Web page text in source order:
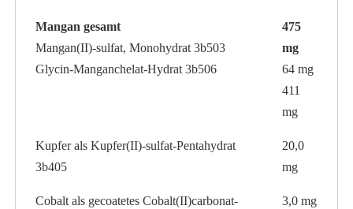
Mangan gesamt
Mangan(II)-sulfat, Monohydrat 3b503
Glycin-Manganchelat-Hydrat 3b506
475
mg
64 mg
411
mg
Kupfer als Kupfer(II)-sulfat-Pentahydrat
3b405
20,0
mg
Cobalt als gecoatetes Cobalt(II)carbonat-
3,0 mg